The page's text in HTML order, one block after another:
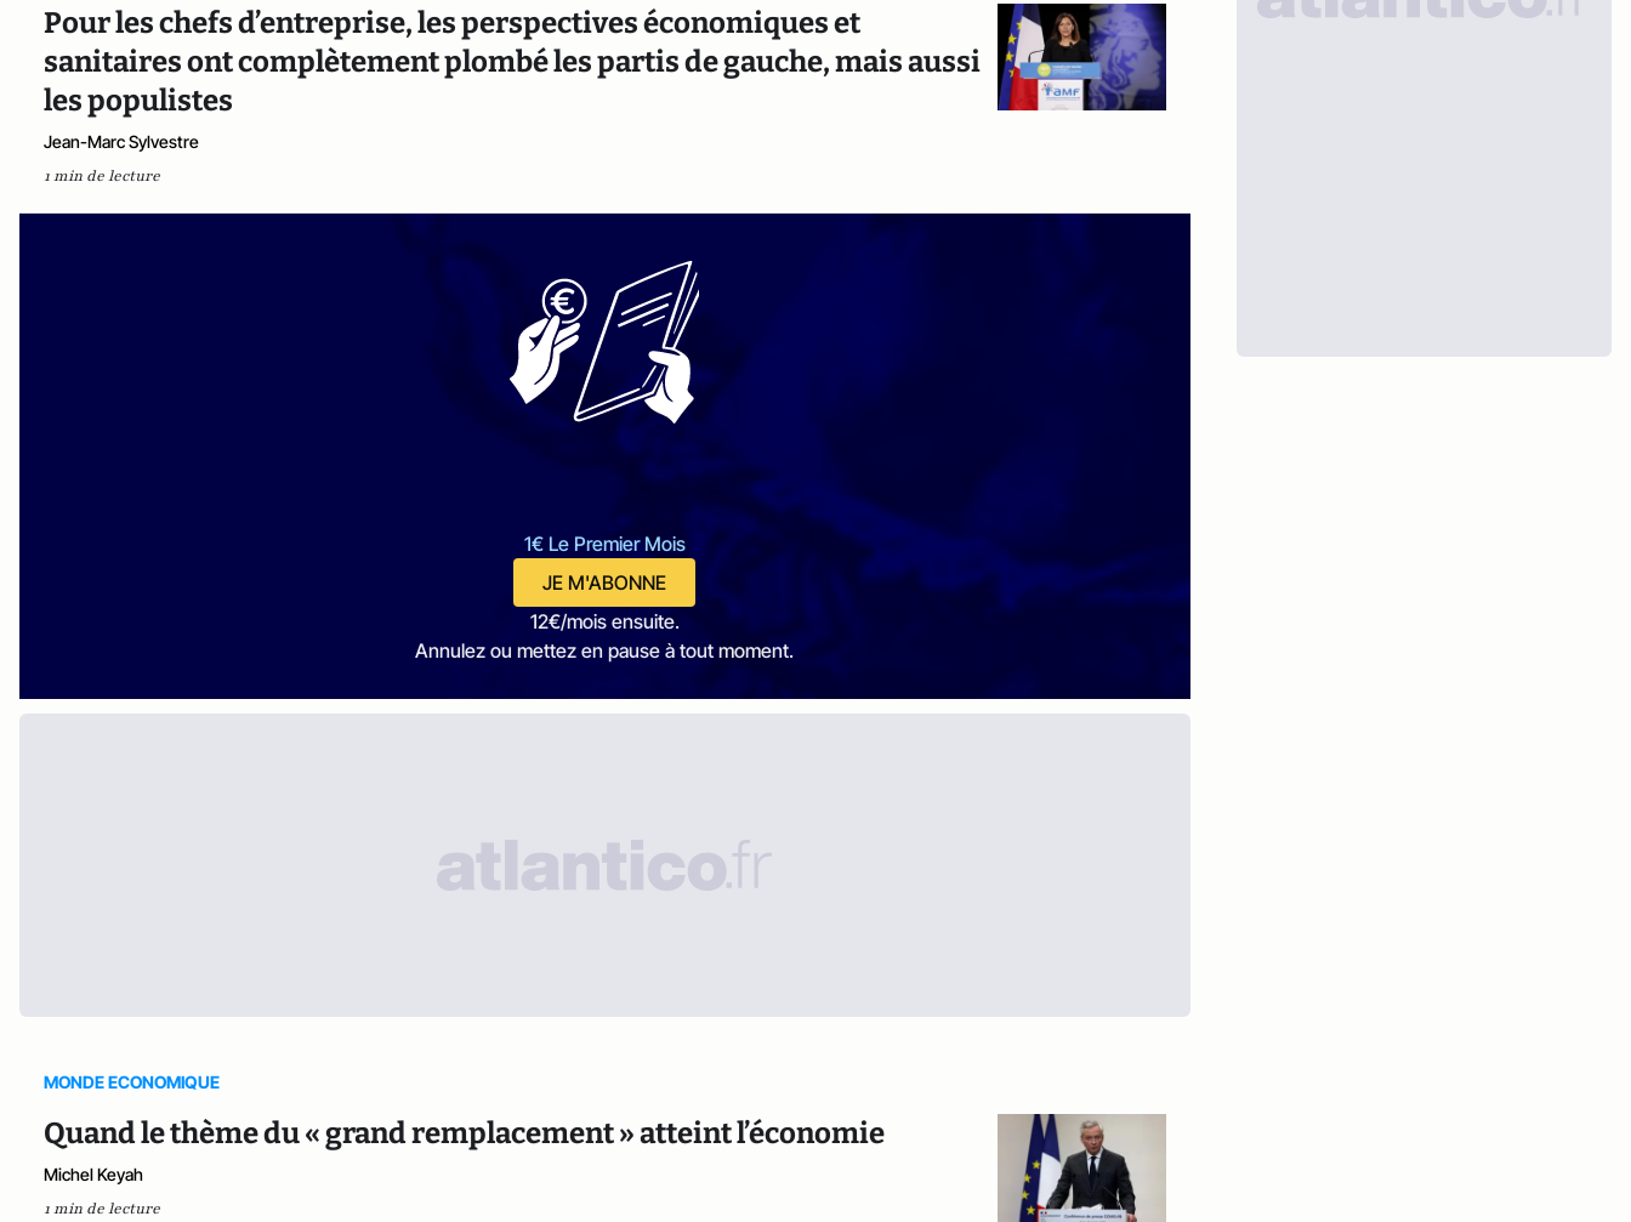
Pour les chefs d’entreprise, les perspectives économiques et
sanitaires ont complètement plombé les partis de gauche, mais aussi
les populistes
Jean-Marc Sylvestre
1 min de lecture
1€ Le Premier Mois
JE M'ABONNE
12€/mois ensuite.
Annulez ou mettez en pause à tout moment.
MONDE ECONOMIQUE
Quand le thème du « grand remplacement » atteint l’économie
Michel Keyah
1 min de lecture